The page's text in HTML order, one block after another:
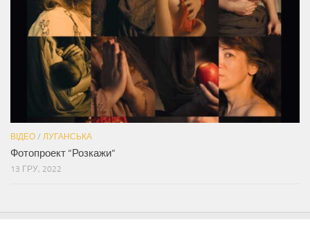
ВІДЕО / ЛУГАНСЬКА
Фотопроект “Розкажи”
13 ГРУ, 2022